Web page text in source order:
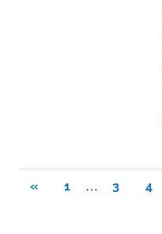
Paginazione
«ARTICOLI
1 … 3 4